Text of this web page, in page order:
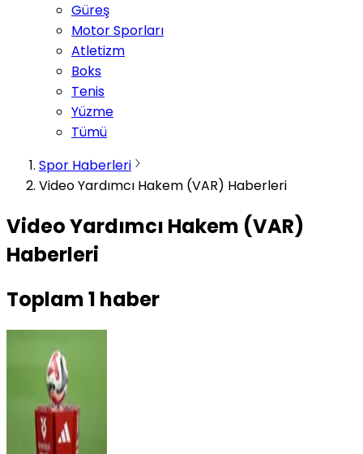
Güreş
Motor Sporları
Atletizm
Boks
Tenis
Yüzme
Tümü
Spor Haberleri
Video Yardımcı Hakem (VAR) Haberleri
Video Yardımcı Hakem (VAR)
Haberleri
Toplam1 haber